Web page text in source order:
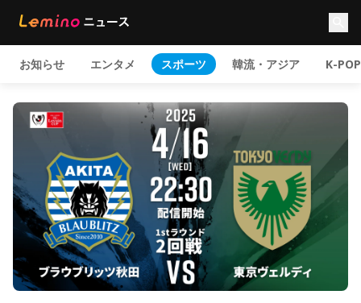
お知らせ エンタメ スポーツ 韓流・アジア K-POP